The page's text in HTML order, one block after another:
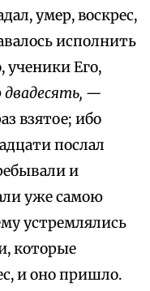
умер, воскрес,
исполнить
ученики Его,
двадесять, —
взятое; ибо
послал
и
уже самою
устремлялись
которые
и оно пришло.